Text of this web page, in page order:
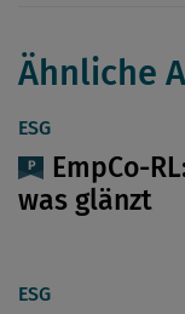
Ähnliche
ESG
EmpCo-
was glänzt
ESG